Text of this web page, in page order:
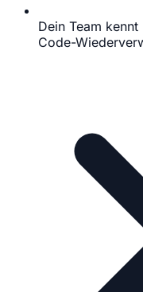
Dein Team
Code-